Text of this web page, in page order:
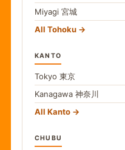
Miyagi 宮城
All Tohoku
KANTO
Tokyo 東京
Kanagawa 神奈川
All Kanto
CHUBU